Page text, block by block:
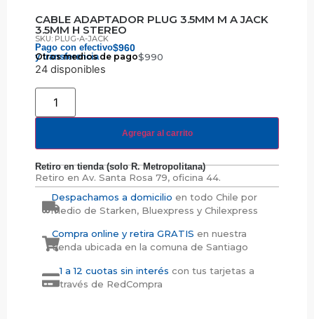
CABLE ADAPTADOR PLUG 3.5MM M A JACK
3.5MM H STEREO
SKU: PLUG-A-JACK
Pago con efectivo
y transferencia
$960
Otros medios de pago$990
24 disponibles
Agregar al carrito
Retiro en tienda (solo R. Metropolitana)
Retiro en Av. Santa Rosa 79, oficina 44.
Despachamos a domicilio en todo Chile por
medio de Starken, Bluexpress y Chilexpress
Compra online y retira GRATIS en nuestra
tienda ubicada en la comuna de Santiago
1 a 12 cuotas sin interés con tus tarjetas a
través de RedCompra